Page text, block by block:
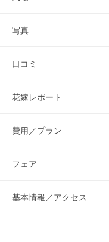
写真
口コミ
花嫁レポート
費用／プラン
フェア
基本情報／アクセス